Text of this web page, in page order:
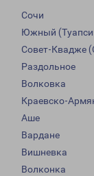
Сочи
Южный
Совет-Квадже
Раздольное
Волковка
Краевско-
Аше
Вардане
Вишневка
Волконка